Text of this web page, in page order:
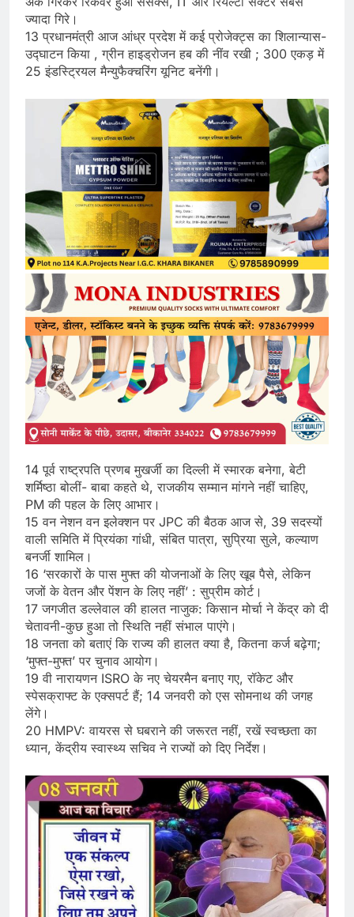
ज्यादा गिरे।
13 प्रधानमंत्री आज आंध्र प्रदेश में कई प्रोजेक्ट्स का शिलान्यास-
उद्घाटन किया , ग्रीन हाइड्रोजन हब की नींव रखी ; 300 एकड़ में
25 इंडस्ट्रियल मैन्युफैक्चरिंग यूनिट बनेंगी।
14 पूर्व राष्ट्रपति प्रणब मुखर्जी का दिल्ली में स्मारक बनेगा, बेटी
शर्मिष्ठा बोलीं- बाबा कहते थे, राजकीय सम्मान मांगने नहीं चाहिए,
PM की पहल के लिए आभार।
15 वन नेशन वन इलेक्शन पर JPC की बैठक आज से, 39 सदस्यों
वाली समिति में प्रियंका गांधी, संबित पात्रा, सुप्रिया सुले, कल्याण
बनर्जी शामिल।
16 ‘सरकारों के पास मुफ्त की योजनाओं के लिए खूब पैसे, लेकिन
जजों के वेतन और पेंशन के लिए नहीं’ : सुप्रीम कोर्ट।
17 जगजीत डल्लेवाल की हालत नाजुक: किसान मोर्चा ने केंद्र को दी
चेतावनी-कुछ हुआ तो स्थिति नहीं संभाल पाएंगे।
18 जनता को बताएं कि राज्य की हालत क्या है, कितना कर्ज बढ़ेगा;
‘मुफ्त-मुफ्त’ पर चुनाव आयोग।
19 वी नारायणन ISRO के नए चेयरमैन बनाए गए, रॉकेट और
स्पेसक्राफ्ट के एक्सपर्ट हैं; 14 जनवरी को एस सोमनाथ की जगह
लेंगे।
20 HMPV: वायरस से घबराने की जरूरत नहीं, रखें स्वच्छता का
ध्यान, केंद्रीय स्वास्थ्य सचिव ने राज्यों को दिए निर्देश।